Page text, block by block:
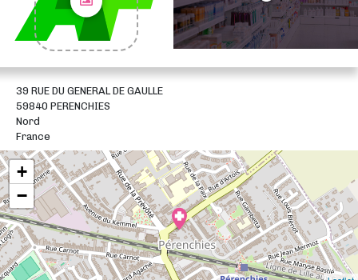
39 RUE DU GENERAL DE GAULLE
59840 PERENCHIES
Nord
France
+
−